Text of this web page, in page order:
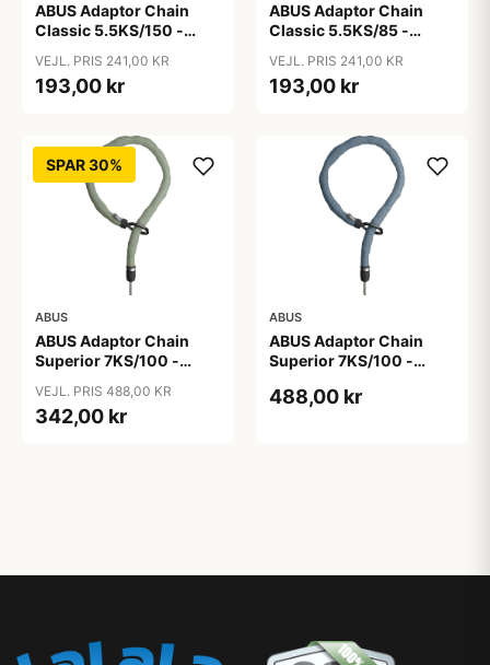
ABUS Adaptor Chain
Classic 5.5KS/150 -
VEJL. PRIS 241,00 KR
193,00 kr
ABUS Adaptor Chain
Classic 5.5KS/85 -
VEJL. PRIS 241,00 KR
193,00 kr
SPAR 30%
ABUS
ABUS Adaptor Chain
Superior 7KS/100 -
Green
VEJL. PRIS 488,00 KR
342,00 kr
ABUS
ABUS Adaptor Chain
Superior 7KS/100 -
488,00 kr